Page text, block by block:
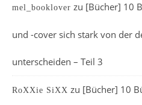
mel_booklover zu [Bücher] 10
und -cover sich stark von der
unterscheiden – Teil 3
RoXXie SiXX zu [Bücher] 10